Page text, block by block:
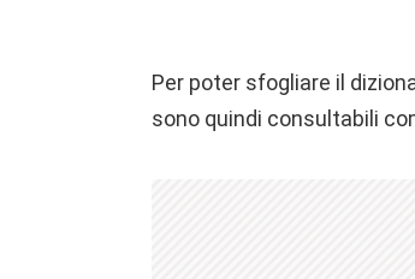
Per poter sfogliare il
sono quindi consultabili